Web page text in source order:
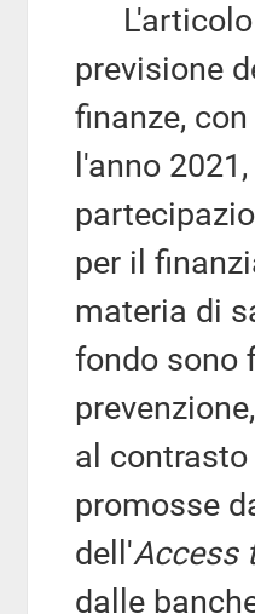
L'articolo
previsione
finanze,
l'anno
per il
materia di
fondo sono
al contrasto
promosse
dell'Access
dalle